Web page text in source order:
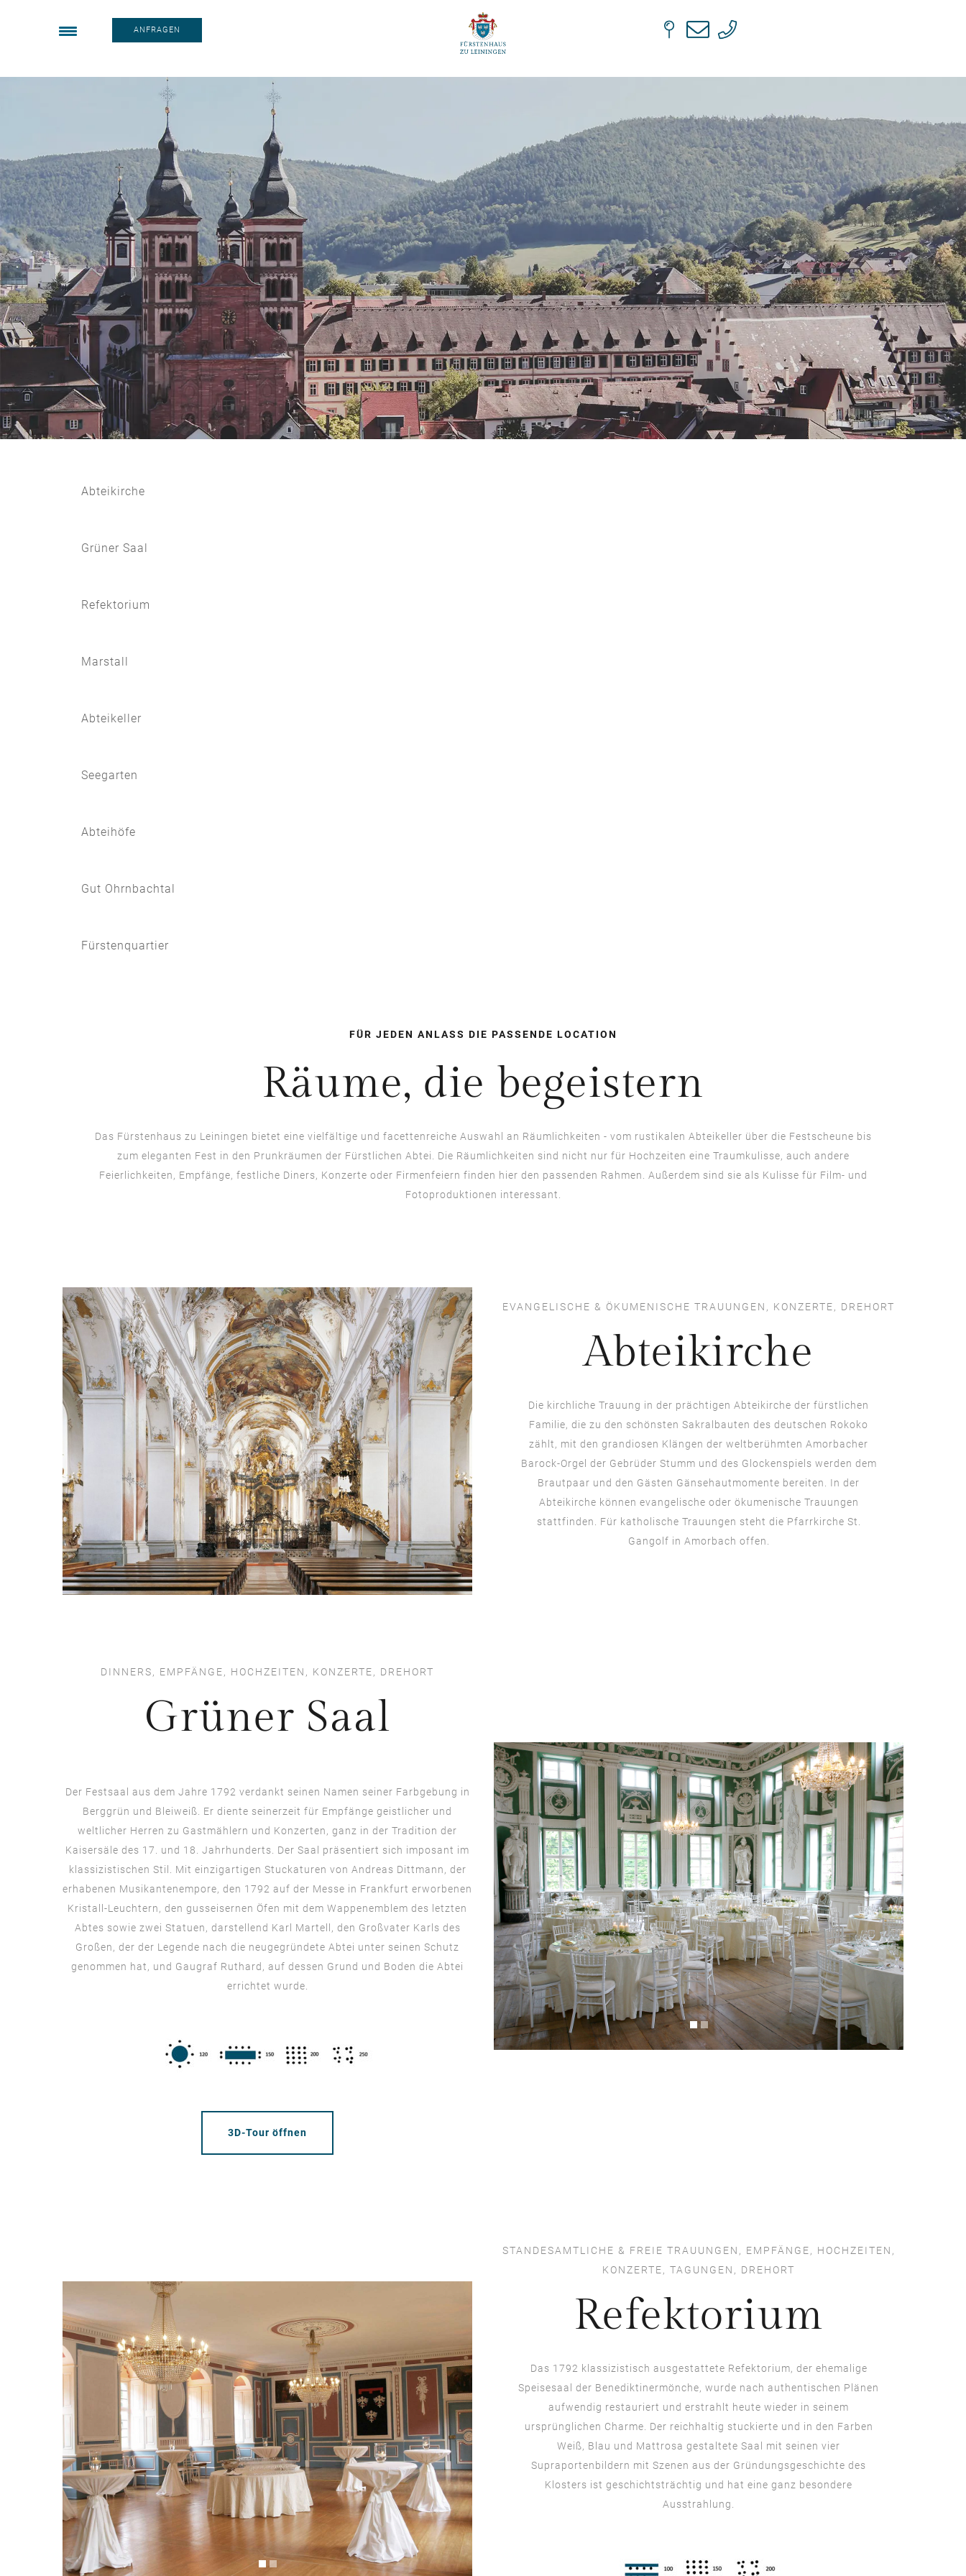
ANFRAGEN
Abteikirche
Grüner Saal
Refektorium
Marstall
Abteikeller
Seegarten
Abteihöfe
Gut Ohrnbachtal
Fürstenquartier
FÜR JEDEN ANLASS DIE PASSENDE LOCATION
Räume, die begeistern
Das Fürstenhaus zu Leiningen bietet eine vielfältige und facettenreiche Auswahl an Räumlichkeiten - vom rustikalen Abteikeller über die Festscheune bis
zum eleganten Fest in den Prunkräumen der Fürstlichen Abtei. Die Räumlichkeiten sind nicht nur für Hochzeiten eine Traumkulisse, auch andere
Feierlichkeiten, Empfänge, festliche Diners, Konzerte oder Firmenfeiern finden hier den passenden Rahmen. Außerdem sind sie als Kulisse für Film- und
Fotoproduktionen interessant.
EVANGELISCHE & ÖKUMENISCHE TRAUUNGEN, KONZERTE, DREHORT
Abteikirche
Die kirchliche Trauung in der prächtigen Abteikirche der fürstlichen
Familie, die zu den schönsten Sakralbauten des deutschen Rokoko
zählt, mit den grandiosen Klängen der weltberühmten Amorbacher
Barock-Orgel der Gebrüder Stumm und des Glockenspiels werden dem
Brautpaar und den Gästen Gänsehautmomente bereiten. In der
Abteikirche können evangelische oder ökumenische Trauungen
stattfinden. Für katholische Trauungen steht die Pfarrkirche St.
Gangolf in Amorbach offen.
DINNERS, EMPFÄNGE, HOCHZEITEN, KONZERTE, DREHORT
Grüner Saal
Der Festsaal aus dem Jahre 1792 verdankt seinen Namen seiner Farbgebung in
Berggrün und Bleiweiß. Er diente seinerzeit für Empfänge geistlicher und
weltlicher Herren zu Gastmählern und Konzerten, ganz in der Tradition der
Kaisersäle des 17. und 18. Jahrhunderts. Der Saal präsentiert sich imposant im
klassizistischen Stil. Mit einzigartigen Stuckaturen von Andreas Dittmann, der
erhabenen Musikantenempore, den 1792 auf der Messe in Frankfurt erworbenen
Kristall-Leuchtern, den gusseisernen Öfen mit dem Wappenemblem des letzten
Abtes sowie zwei Statuen, darstellend Karl Martell, den Großvater Karls des
Großen, der der Legende nach die neugegründete Abtei unter seinen Schutz
genommen hat, und Gaugraf Ruthard, auf dessen Grund und Boden die Abtei
errichtet wurde.
3D-Tour öffnen
STANDESAMTLICHE & FREIE TRAUUNGEN, EMPFÄNGE, HOCHZEITEN,
KONZERTE, TAGUNGEN, DREHORT
Refektorium
Das 1792 klassizistisch ausgestattete Refektorium, der ehemalige
Speisesaal der Benediktinermönche, wurde nach authentischen Plänen
aufwendig restauriert und erstrahlt heute wieder in seinem
ursprünglichen Charme. Der reichhaltig stuckierte und in den Farben
Weiß, Blau und Mattrosa gestaltete Saal mit seinen vier
Supraportenbildern mit Szenen aus der Gründungsgeschichte des
Klosters ist geschichtsträchtig und hat eine ganz besondere
Ausstrahlung.